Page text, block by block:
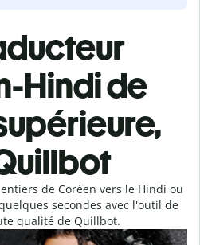
Hindi de
de Coréen vers le Hindi ou
secondes avec l'outil de
qualité de Quillbot.